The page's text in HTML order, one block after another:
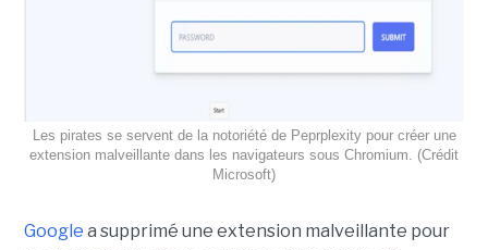
Les pirates se servent de la notoriété de Peprplexity pour créer une
extension malveillante dans les navigateurs sous Chromium. (Crédit
Microsoft)
Google a supprimé une extension malveillante pour